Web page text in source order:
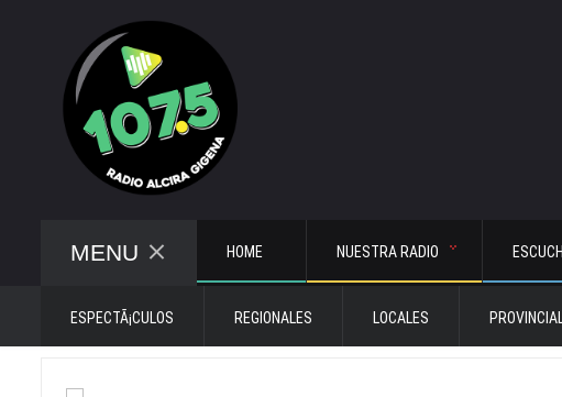
MENU HOME NUESTRA RADIO
ESPECTÃ¡CULOS REGIONALES LOCALES